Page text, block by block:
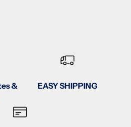
&
EASY SHIPPING